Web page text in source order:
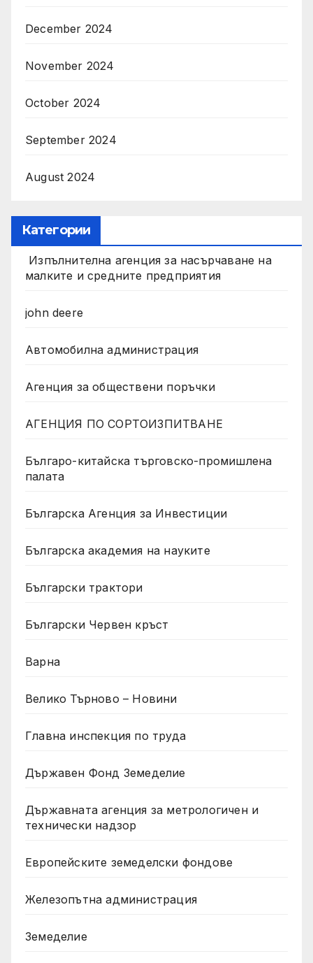
December 2024
November 2024
October 2024
September 2024
August 2024
Категории
Изпълнителна агенция за насърчаване на
малките и средните предприятия
john deere
Автомобилна администрация
Агенция за обществени поръчки
АГЕНЦИЯ ПО СОРТОИЗПИТВАНЕ
Българо-китайска търговско-промишлена
палата
Българска Агенция за Инвестиции
Българска академия на науките
Български трактори
Български Червен кръст
Варна
Велико Търново – Новини
Главна инспекция по труда
Държавен Фонд Земеделие
Държавната агенция за метрологичен и
технически надзор
Европейските земеделски фондове
Железопътна администрация
Земеделие